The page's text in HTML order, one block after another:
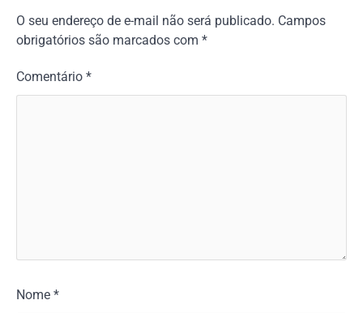
O seu endereço de e-mail não será publicado. Campos
obrigatórios são marcados com *
Comentário *
Nome *